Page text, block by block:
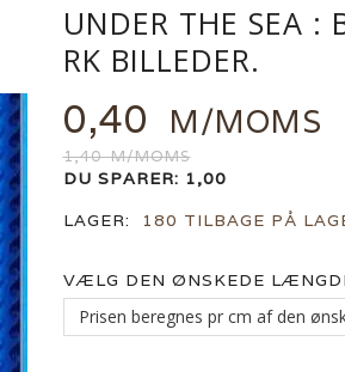
UNDER THE SEA :
RK BILLEDER.
0,40 M/MOMS
1,40M/MOMS
DU SPARER: 1,00
LAGER:
180 TILBAGE PÅ
VÆLG DEN ØNSKEDE